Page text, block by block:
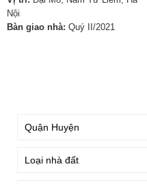
Nội
Bàn giao nhà: Quý II/2021